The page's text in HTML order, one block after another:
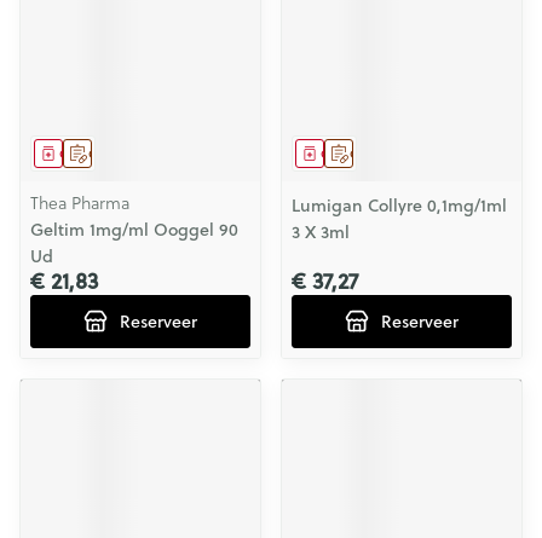
Op voorschrift
Geneesmiddel
Thea Pharma
Geltim 1mg/ml Ooggel 90
Ud
€ 21,83
Reserveer
Op voorschrift
Geneesmiddel
Lumigan Collyre 0,1mg/1ml
3 X 3ml
€ 37,27
Reserveer